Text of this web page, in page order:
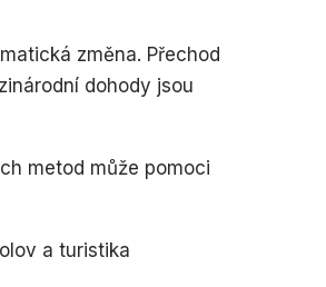
změna. Přechod
dohody jsou
metod může pomoci
a turistika